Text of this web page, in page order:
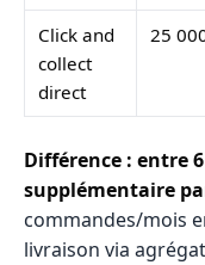
Click and
collect
direct
25
Différence : entre
supplémentaire
commandes/mois
livraison via